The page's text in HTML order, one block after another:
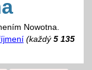
Nowotna.
(každý 5 135